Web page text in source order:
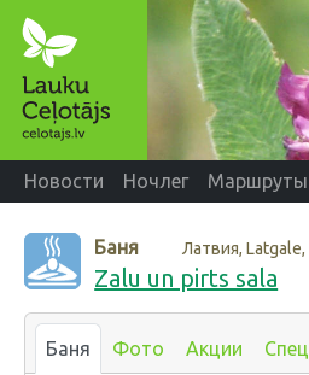
Новости Ночлег Маршруты
Баня Латвия,
Zalu un pirts sala
Баня Фото Акции